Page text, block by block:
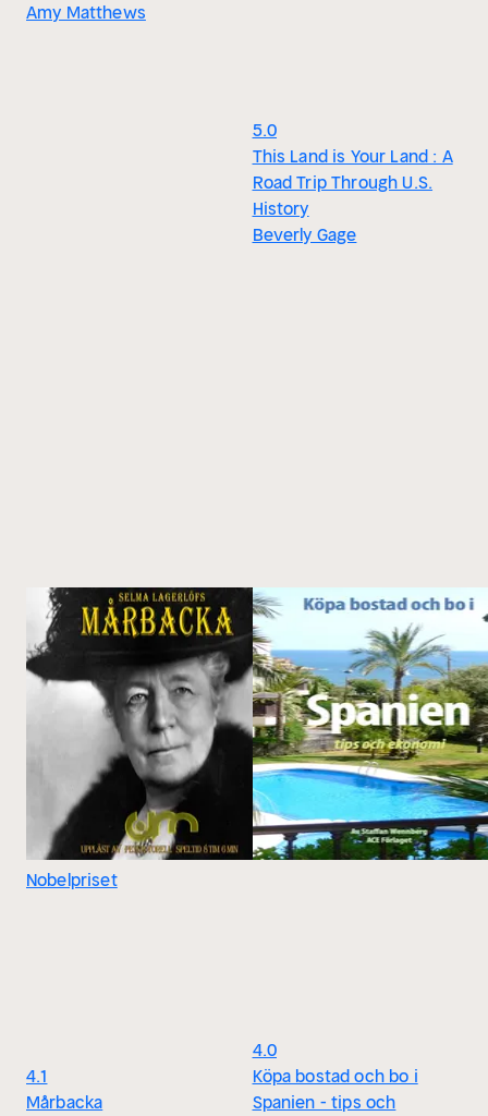
Amy Matthews
5.0
This Land is Your Land : A
Road Trip Through U.S.
History
Beverly Gage
Nobelpriset
4.1
Mårbacka
4.0
Köpa bostad och bo i
Spanien - tips och